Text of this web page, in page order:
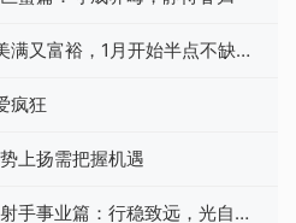
又富裕，1月开始半点不缺钱
疯狂
上扬需把握机遇
手事业篇：行稳致远，光自心